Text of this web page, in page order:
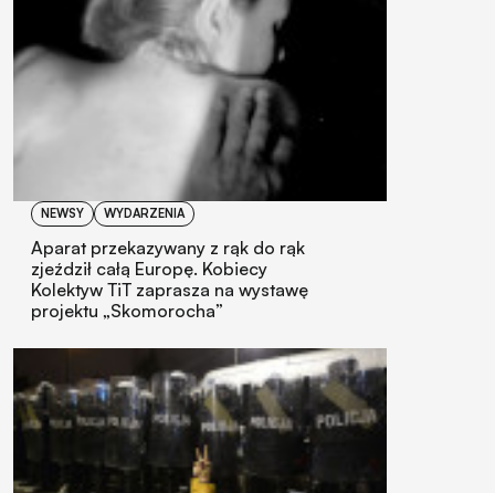
NEWSY WYDARZENIA
Aparat przekazywany z rąk do rąk
zjeździł całą Europę. Kobiecy
Kolektyw TiT zaprasza na wystawę
projektu „Skomorocha”